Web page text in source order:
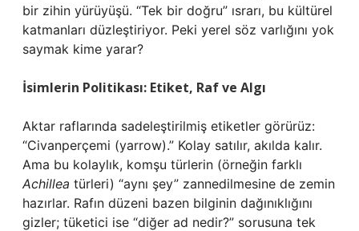
bir zihin yürüyüşü. “Tek bir doğru” ısrarı, bu kültürel
katmanları düzleştiriyor. Peki yerel söz varlığını yok
saymak kime yarar?
İsimlerin Politikası: Etiket, Raf ve Algı
Aktar raflarında sadeleştirilmiş etiketler görürüz:
“Civanperçemi (yarrow).” Kolay satılır, akılda kalır.
Ama bu kolaylık, komşu türlerin (örneğin farklı
Achillea türleri) “aynı şey” zannedilmesine de zemin
hazırlar. Rafın düzeni bazen bilginin dağınıklığını
gizler; tüketici ise “diğer ad nedir?” sorusuna tek